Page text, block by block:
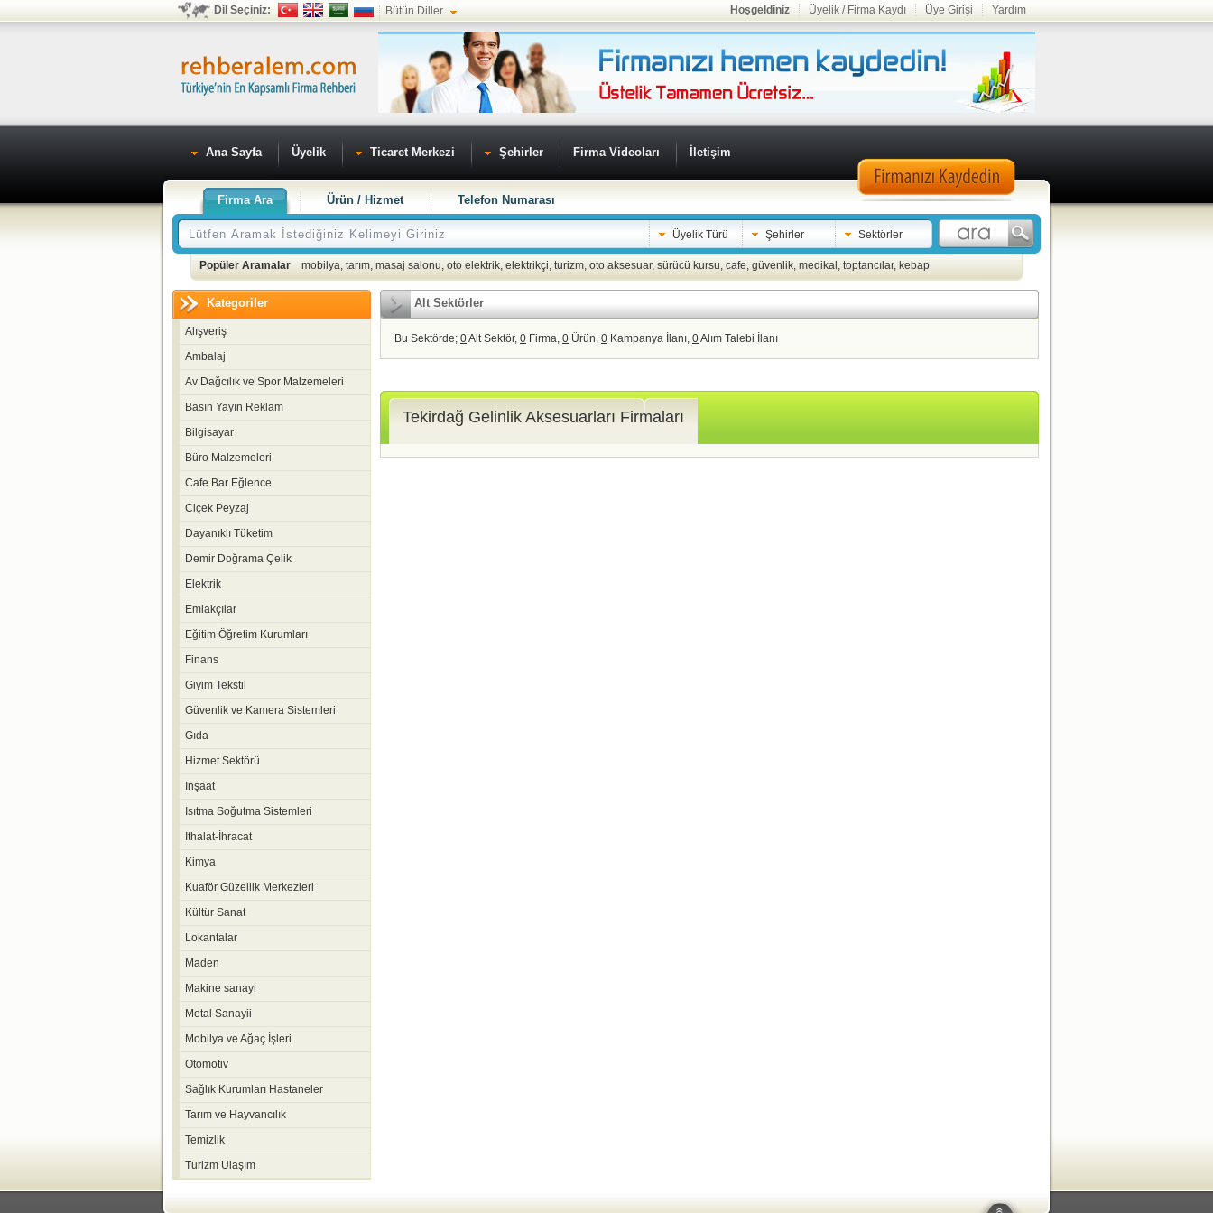
Dil Seçiniz: Bütün Diller Hoşgeldiniz Üyelik / Firma Kaydı Üye Girişi Yardım
Ana Sayfa Üyelik Ticaret Merkezi Şehirler Firma Videoları İletişim
Firma Ara Ürün / Hizmet Telefon Numarası
Üyelik Türü Şehirler Sektörler
Popüler Aramalar mobilya, tarım, masaj salonu, oto elektrik, elektrikçi, turizm, oto aksesuar, sürücü kursu, cafe, güvenlik, medikal , toptancılar, kebap
Kategoriler
Alışveriş
Ambalaj
Av Dağcılık ve Spor Malzemeleri
Basın Yayın Reklam
Bilgisayar
Büro Malzemeleri
Cafe Bar Eğlence
Ciçek Peyzaj
Dayanıklı Tüketim
Demir Doğrama Çelik
Elektrik
Emlakçılar
Eğitim Öğretim Kurumları
Finans
Giyim Tekstil
Güvenlik ve Kamera Sistemleri
Gıda
Hizmet Sektörü
Inşaat
Isıtma Soğutma Sistemleri
Ithalat-İhracat
Kimya
Kuaför Güzellik Merkezleri
Kültür Sanat
Lokantalar
Maden
Makine sanayi
Metal Sanayii
Mobilya ve Ağaç İşleri
Otomotiv
Sağlık Kurumları Hastaneler
Tarım ve Hayvancılık
Temizlik
Turizm Ulaşım
Alt Sektörler
Bu Sektörde; 0Alt Sektör, 0 Firma, 0 Ürün, 0 Kampanya İlanı, 0Alım Talebi İlanı
Tekirdağ Gelinlik Aksesuarları Firmaları